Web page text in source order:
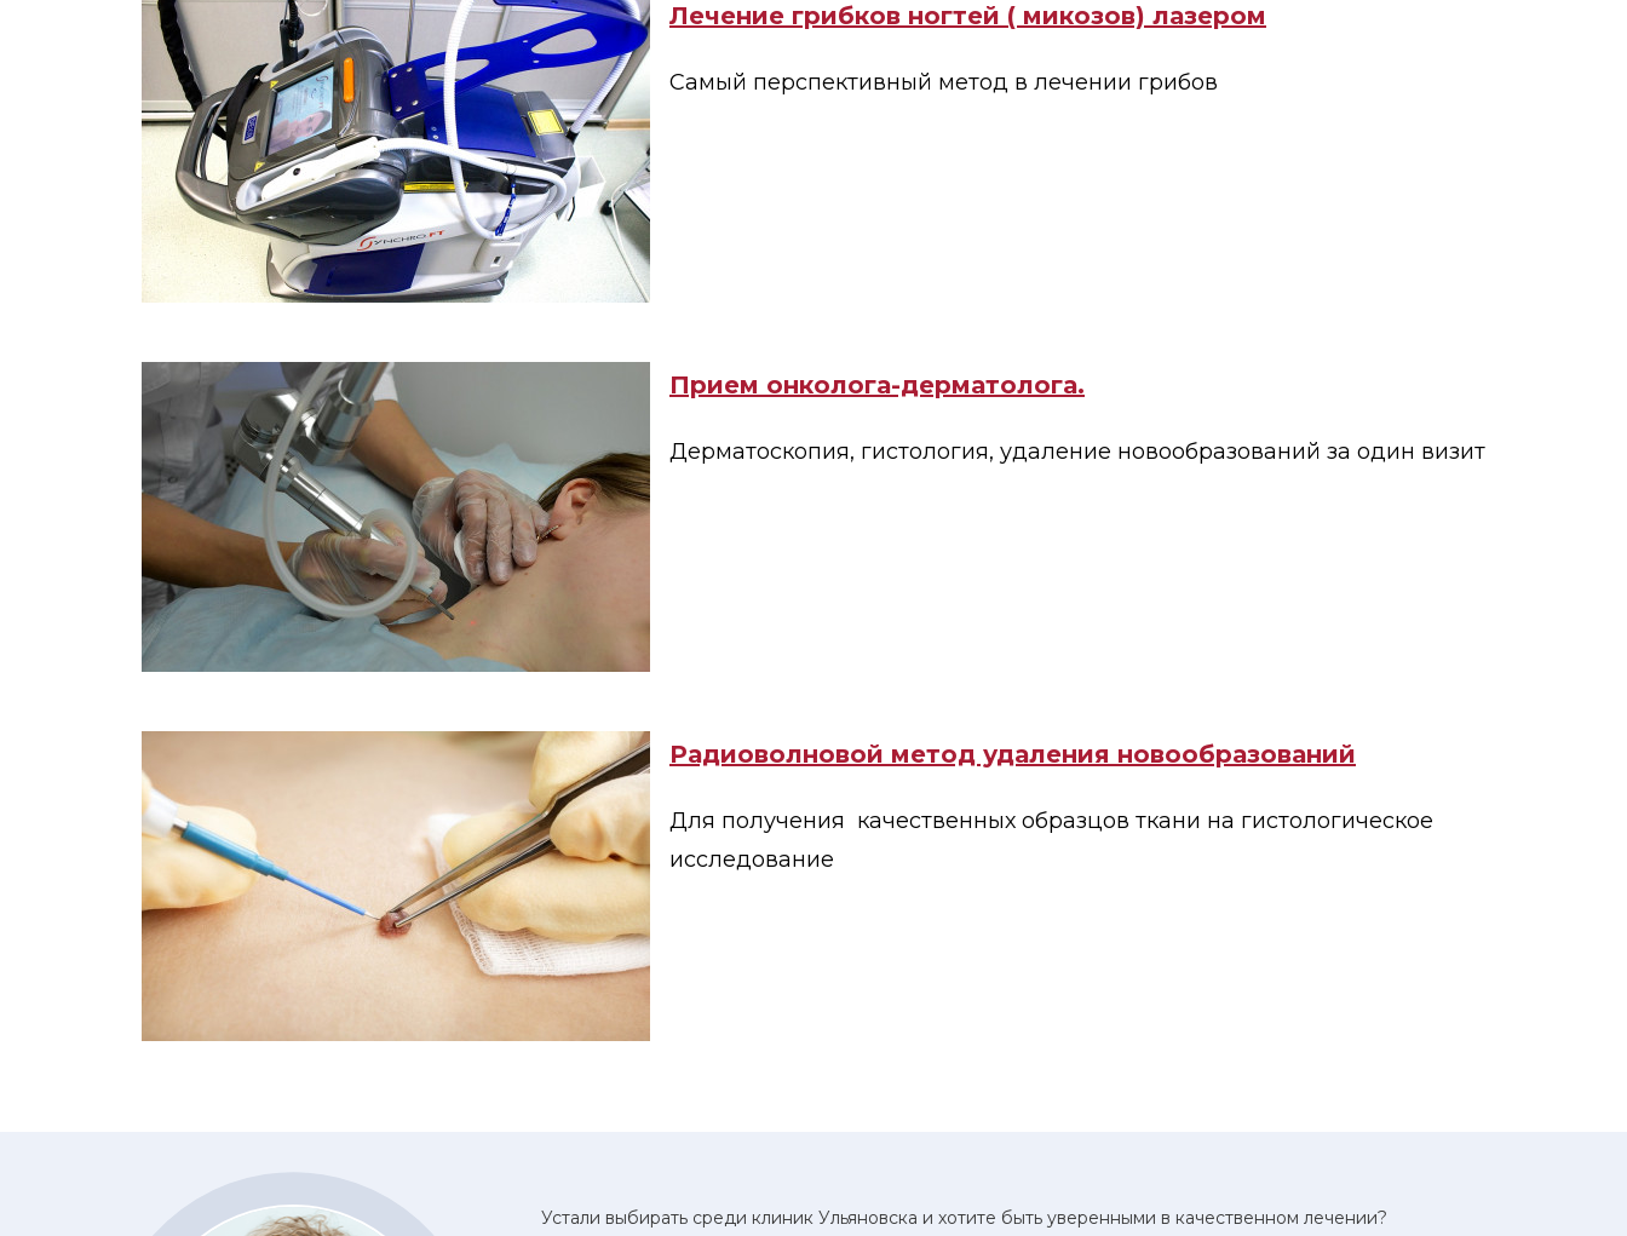
Лечение грибков ногтей ( микозов) лазером
Самый перспективный метод в лечении грибов
Прием онколога-дерматолога.
Дерматоскопия, гистология, удаление новообразований за один визит
Радиоволновой метод удаления новообразований
Для получения качественных образцов ткани на гистологическое
исследование
Устали выбирать среди клиник Ульяновска и хотите быть уверенными в качественном лечении?